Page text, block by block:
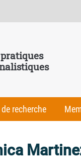
recherche